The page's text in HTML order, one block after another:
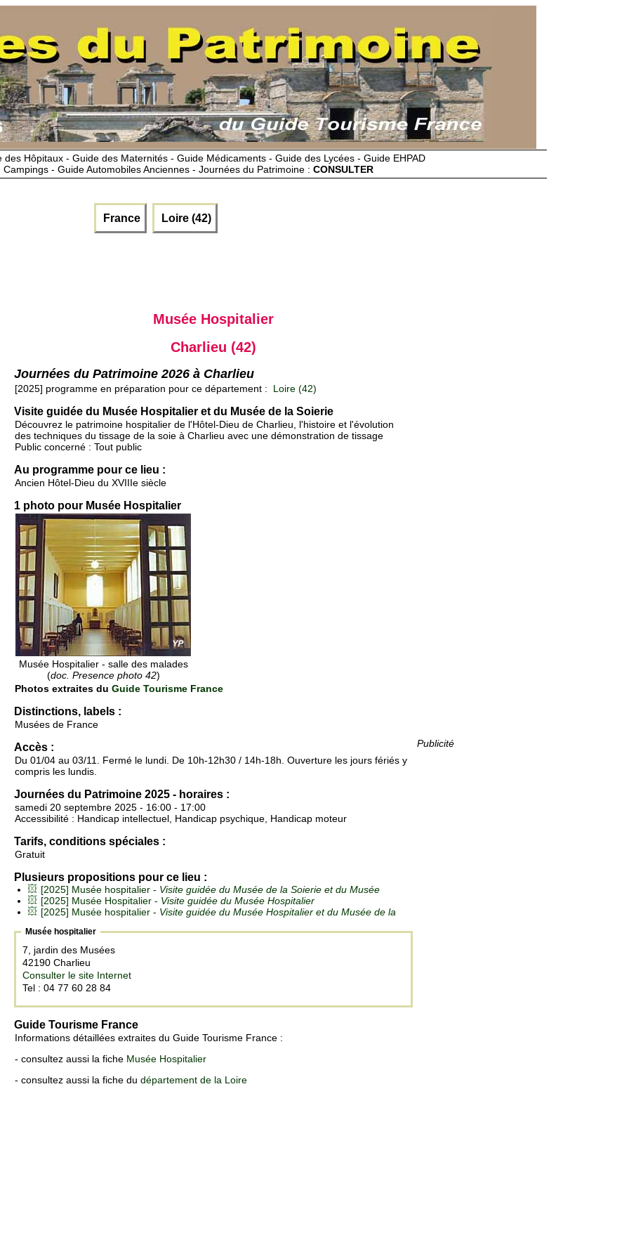
Hôpitaux - Guide des Maternités - Guide Médicaments - Guide des Lycées - Guide EHPAD
- Guide Automobiles Anciennes - Journées du Patrimoine : CONSULTER
France Loire (42)
Publicité
Musée Hospitalier
Charlieu (42)
Journées du Patrimoine 2026 à Charlieu
[2025] programme en préparation pour ce département : Loire (42)
Visite guidée du Musée Hospitalier et du Musée de la Soierie
Découvrez le patrimoine hospitalier de l'Hôtel-Dieu de Charlieu, l'histoire et l'évolution
des techniques du tissage de la soie à Charlieu avec une démonstration de tissage
Public concerné : Tout public
Au programme pour ce lieu :
Ancien Hôtel-Dieu du XVIIIe siècle
1 photo pour Musée Hospitalier
Musée Hospitalier - salle des malades
(doc. Presence photo 42)
Photos extraites du Guide Tourisme France
Distinctions, labels :
Musées de France
Accès :
Du 01/04 au 03/11. Fermé le lundi. De 10h-12h30 / 14h-18h. Ouverture les jours fériés y
compris les lundis.
Journées du Patrimoine 2025 - horaires :
samedi 20 septembre 2025 - 16:00 - 17:00
Accessibilité : Handicap intellectuel, Handicap psychique, Handicap moteur
Tarifs, conditions spéciales :
Gratuit
Plusieurs propositions pour ce lieu :
[2025] Musée hospitalier - Visite guidée du Musée de la Soierie et du Musée
[2025] Musée Hospitalier - Visite guidée du Musée Hospitalier
[2025] Musée hospitalier - Visite guidée du Musée Hospitalier et du Musée de la
Musée hospitalier
7, jardin des Musées
42190 Charlieu
Consulter le site Internet
Tel : 04 77 60 28 84
Guide Tourisme France
Informations détaillées extraites du Guide Tourisme France :
- consultez aussi la fiche Musée Hospitalier
- consultez aussi la fiche du département de la Loire